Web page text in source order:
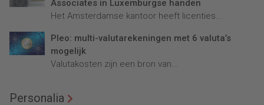
Associates in Luxemburgse handen
Het Amsterdamse kantoor heeft licenties...
Pleo: multi-valutarekeningen met 6 valuta’s
mogelijk
Valutakosten zijn een bron van...
Personalia